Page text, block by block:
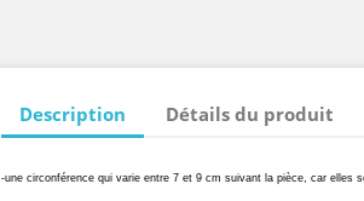
Description Détails du produit
-une circonférence qui varie entre 7 et 9 cm suivant la pièce, car elles